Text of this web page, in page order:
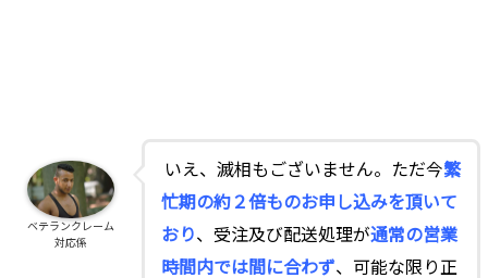
いえ、滅相もございません。 ただ今繁
忙期の約２倍ものお申し込みを頂いて
おり、受注及び配送処理が通常の営業
時間内では間に合わず、可能な限り正
ベテランクレーム
対応係